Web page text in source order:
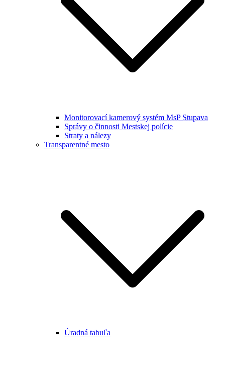
Monitorovací kamerový systém MsP Stupava
Správy o činnosti Mestskej polície
Straty a nálezy
Transparentné mesto
Úradná tabuľa